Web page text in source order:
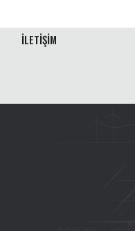
İLETİŞİM